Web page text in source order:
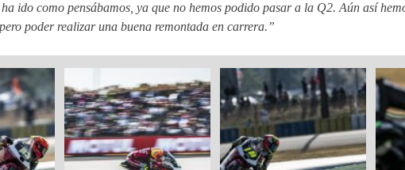
ido como pensábamos, ya que no hemos podido pasar a la Q2. Aún así
poder realizar una buena remontada en carrera.”